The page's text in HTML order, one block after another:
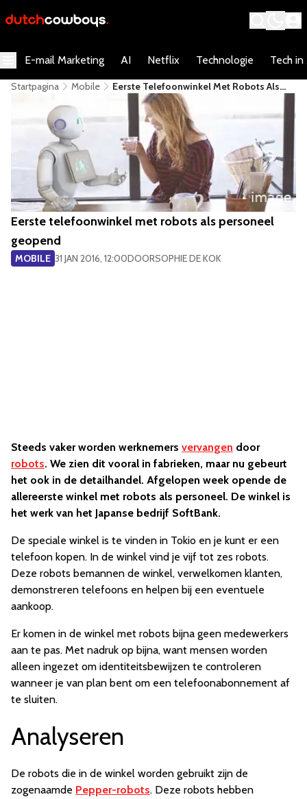
E-mail Marketing AI Netflix Technologie Tech in
Startpagina Mobile
Eerste Telefoonwinkel Met Robots Als
Personeel Geopend
Eerste telefoonwinkel met robots als personeel
geopend
MOBILE 31 JAN 2016, 12:00DOORSOPHIE DE KOK
Steeds vaker worden werknemers vervangen door
robots. We zien dit vooral in fabrieken, maar nu gebeurt
het ook in de detailhandel. Afgelopen week opende de
allereerste winkel met robots als personeel. De winkel is
het werk van het Japanse bedrijf SoftBank.
De speciale winkel is te vinden in Tokio en je kunt er een
telefoon kopen. In de winkel vind je vijf tot zes robots.
Deze robots bemannen de winkel, verwelkomen klanten,
demonstreren telefoons en helpen bij een eventuele
aankoop.
Er komen in de winkel met robots bijna geen medewerkers
aan te pas. Met nadruk op bijna, want mensen worden
alleen ingezet om identiteitsbewijzen te controleren
wanneer je van plan bent om een telefoonabonnement af
te sluiten.
Analyseren
De robots die in de winkel worden gebruikt zijn de
zogenaamde Pepper-robots. Deze robots hebben